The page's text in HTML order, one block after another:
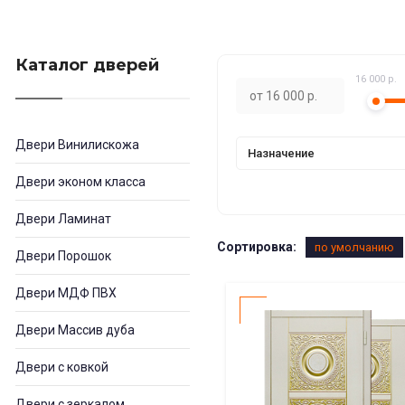
Каталог дверей
Двери Винилискожа
Двери эконом класса
Двери Ламинат
Двери Порошок
Двери МДФ ПВХ
Двери Массив дуба
Двери с ковкой
16 000 р.
Назначение
Сортировка: по умолчанию